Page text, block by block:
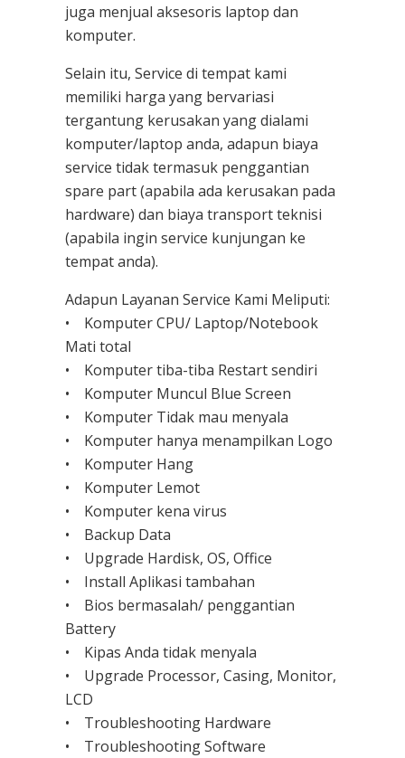
juga menjual aksesoris laptop dan
komputer.
Selain itu, Service di tempat kami
memiliki harga yang bervariasi
tergantung kerusakan yang dialami
komputer/laptop anda, adapun biaya
service tidak termasuk penggantian
spare part (apabila ada kerusakan pada
hardware) dan biaya transport teknisi
(apabila ingin service kunjungan ke
tempat anda).
Adapun Layanan Service Kami Meliputi:
• Komputer CPU/ Laptop/Notebook
Mati total
• Komputer tiba-tiba Restart sendiri
• Komputer Muncul Blue Screen
• Komputer Tidak mau menyala
• Komputer hanya menampilkan Logo
• Komputer Hang
• Komputer Lemot
• Komputer kena virus
• Backup Data
• Upgrade Hardisk, OS, Office
• Install Aplikasi tambahan
• Bios bermasalah/ penggantian
Battery
• Kipas Anda tidak menyala
• Upgrade Processor, Casing, Monitor,
LCD
• Troubleshooting Hardware
• Troubleshooting Software